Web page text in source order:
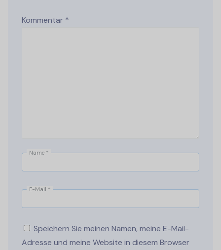
Kommentar *
Name *
E-Mail *
Speichern Sie meinen Namen, meine E-Mail-
Adresse und meine Website in diesem Browser